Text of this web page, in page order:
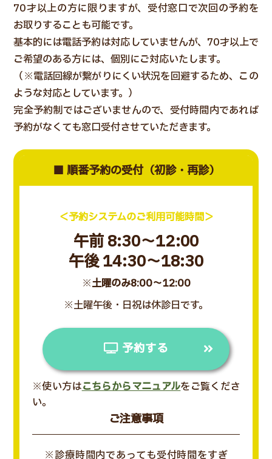
70才以上の方に限りますが、受付窓口で次回の予約を
お取りすることも可能です。
基本的には電話予約は対応していませんが、70才以上で
ご希望のある方には、個別にご対応いたします。
（※電話回線が繋がりにくい状況を回避するため、この
ような対応としています。）
完全予約制ではございませんので、受付時間内であれば
予約がなくても窓口受付させていただきます。
■ 順番予約の受付（初診・再診）
＜予約システムのご利用可能時間＞
午前 8:30～12:00
午後 14:30～18:30
※土曜のみ8:00～12:00
※土曜午後・日祝は休診日です。
予約する
※使い方はこちらからマニュアルをご覧くださ
い。
ご注意事項
※診療時間内であっても受付時間をすぎ